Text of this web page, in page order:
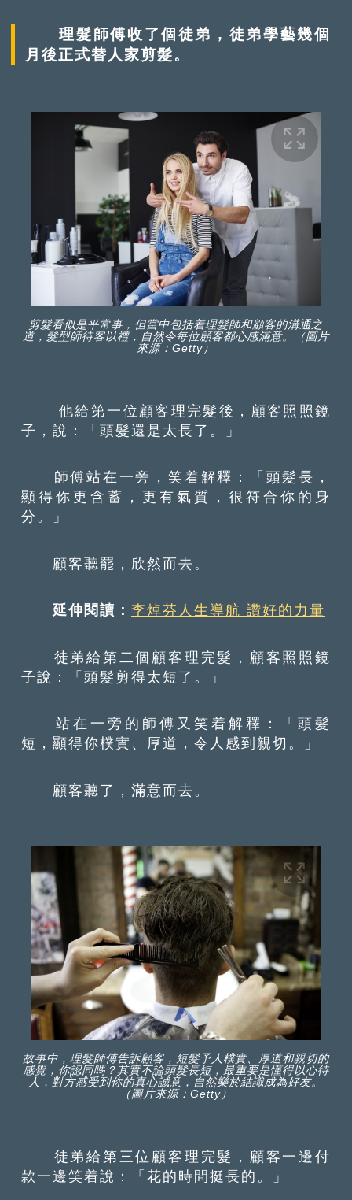
理髮師傅收了個徒弟，徒弟學藝幾個
月後正式替人家剪髮。
剪髮看似是平常事，但當中包括着理髮師和顧客的溝通之
道，髮型師待客以禮，自然令每位顧客都心感滿意。（圖片
來源：Getty）
他給第一位顧客理完髮後，顧客照照鏡
子，說：「頭髮還是太長了。」
師傅站在一旁，笑着解釋：「頭髮長，
顯得你更含蓄，更有氣質，很符合你的身
分。」
顧客聽罷，欣然而去。
延伸閱讀：李焯芬人生導航 讚好的力量
徒弟給第二個顧客理完髮，顧客照照鏡
子說：「頭髮剪得太短了。」
站在一旁的師傅又笑着解釋：「頭髮
短，顯得你樸實、厚道，令人感到親切。」
顧客聽了，滿意而去。
故事中，理髮師傅告訴顧客，短髮予人樸實、厚道和親切的
感覺，你認同嗎？其實不論頭髮長短，最重要是懂得以心待
人，對方感受到你的真心誠意，自然樂於結識成為好友。
（圖片來源：Getty）
徒弟給第三位顧客理完髮，顧客一邊付
款一邊笑着說：「花的時間挺長的。」